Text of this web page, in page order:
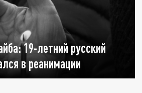
19-летний русский
в реанимации